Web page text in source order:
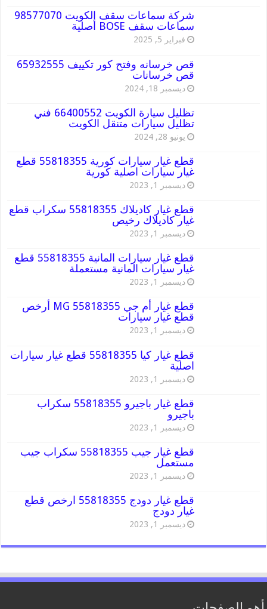
شركة سماعات سقف الكويت 98577070
سماعات سقف BOSE أصلية
فبراير 5, 2025
قص خرسانه وفتح كور تكييف 65932555
قص خرسانات
ديسمبر 18, 2024
تظليل سيارة الكويت 66400552 فني
تظليل سيارات متنقل الكويت
يونيو 28, 2024
قطع غيار سيارات كورية 55818355 قطع
غيار سيارات اصلية كورية
ديسمبر 1, 2023
قطع غيار كاديلاك 55818355 سكراب قطع
غيار كاديلاك رخيص
ديسمبر 1, 2023
قطع غيار سيارات المانية 55818355 قطع
غيار سيارات المانية مستعملة
ديسمبر 1, 2023
قطع غيار أم جي MG 55818355 أرخص
قطع غيار سيارات
ديسمبر 1, 2023
قطع غيار كيا 55818355 قطع غيار سيارات
اصلية
ديسمبر 1, 2023
قطع غيار باجيرو 55818355 سكراب
باجيرو
ديسمبر 1, 2023
قطع غيار جيب 55818355 سكراب جيب
مستعمل
ديسمبر 1, 2023
قطع غيار دودج 55818355 ارخص قطع
غيار دودج
ديسمبر 1, 2023